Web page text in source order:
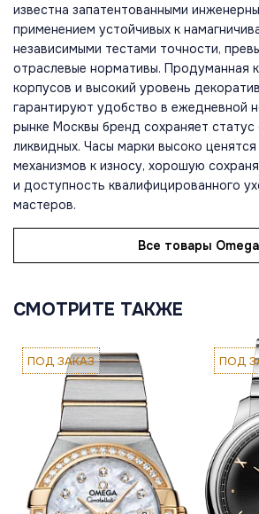
известна запатентованными
применением устойчивых к
независимыми тестами точности,
отраслевые нормативы. Продуманная
корпусов и высокий уровень
гарантируют удобство в ежедневной
рынке Москвы бренд сохраняет статус
ликвидных. Часы марки высоко
механизмов к износу, хорошую
и доступность квалифицированного
мастеров.
Все товары Omega
СМОТРИТЕ ТАКЖЕ
ПОД ЗАКАЗ ПОД